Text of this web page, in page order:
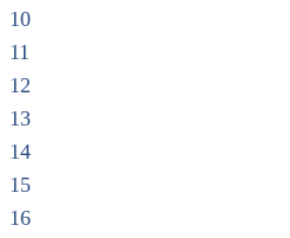
10
11
12
13
14
15
16